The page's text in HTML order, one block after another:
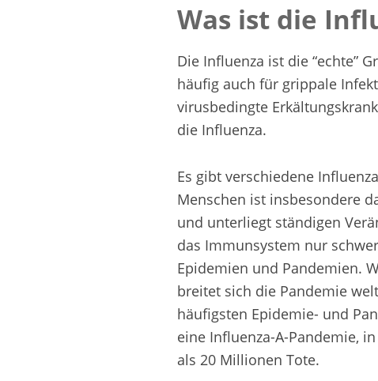
Was ist die
Die Influenza ist die “echte”
häufig auch für grippale
virusbedingte
die Influenza.
Es gibt verschiedene
Menschen ist insbesondere
und unterliegt ständigen
das Immunsystem nur
Epidemien und Pandemien.
breitet sich die Pandemie
häufigsten Epidemie- und
eine Influenza-A-Pandemie,
als 20 Millionen Tote.